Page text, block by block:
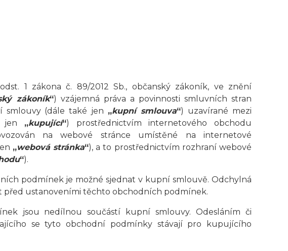
1 zákona č. 89/2012 Sb., občanský zákoník, ve znění
zákoník“) vzájemná práva a povinnosti smluvních stran
smlouvy (dále také jen „kupní smlouva“) uzavírané mezi
jen „kupující“) prostřednictvím internetového obchodu
na webové stránce umístěné na internetové
„webová stránka“), a to prostřednictvím rozhraní webové
“).
podmínek je možné sjednat v kupní smlouvě. Odchylná
ustanoveními těchto obchodních podmínek.
jsou nedílnou součástí kupní smlouvy. Odesláním či
se tyto obchodní podmínky stávají pro kupujícího